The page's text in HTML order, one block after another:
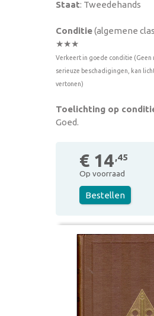
Staat: Tweedehands
Conditie(algemene
★★★
Verkeert in goede conditie (Geen
serieuze beschadigingen, kan
vertonen)
Toelichting op
Goed.
€ 14,45
Op voorraad
Bestellen